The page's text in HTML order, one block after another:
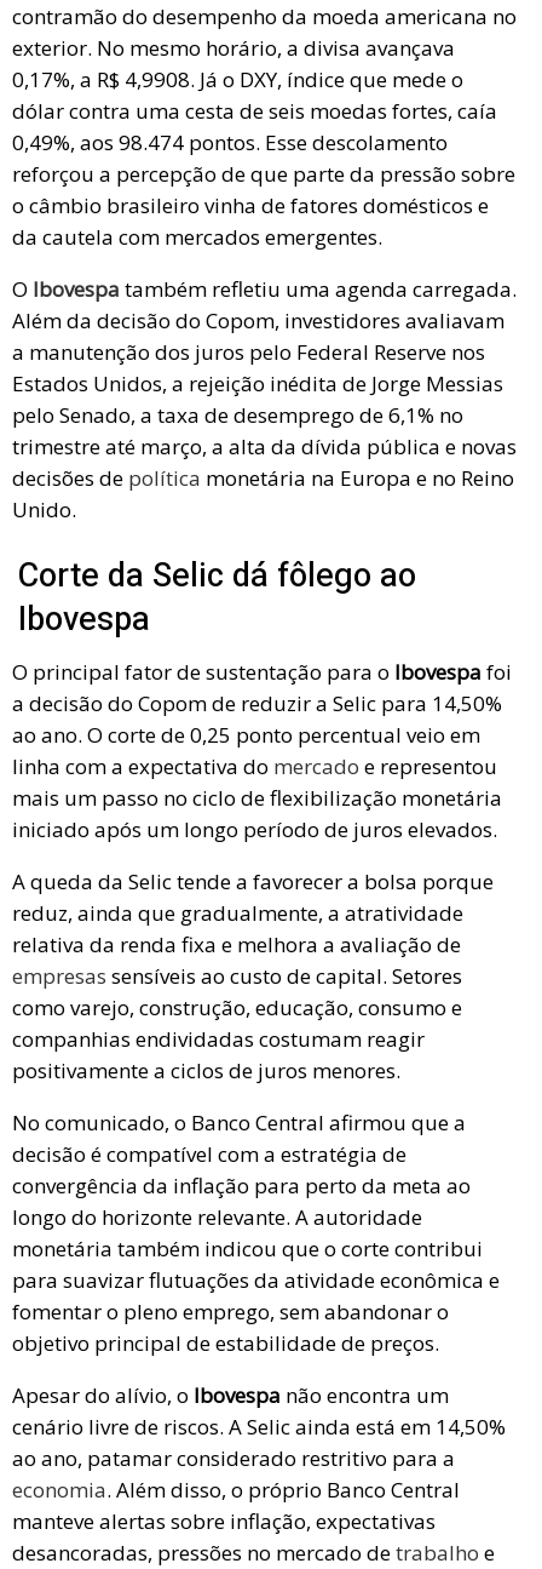
contramão do desempenho da moeda americana no
exterior. No mesmo horário, a divisa avançava
0,17%, a R$ 4,9908. Já o DXY, índice que mede o
dólar contra uma cesta de seis moedas fortes, caía
0,49%, aos 98.474 pontos. Esse descolamento
reforçou a percepção de que parte da pressão sobre
o câmbio brasileiro vinha de fatores domésticos e
da cautela com mercados emergentes.
O Ibovespa também refletiu uma agenda carregada.
Além da decisão do Copom, investidores avaliavam
a manutenção dos juros pelo Federal Reserve nos
Estados Unidos, a rejeição inédita de Jorge Messias
pelo Senado, a taxa de desemprego de 6,1% no
trimestre até março, a alta da dívida pública e novas
decisões de política monetária na Europa e no Reino
Unido.
Corte da Selic dá fôlego ao
Ibovespa
O principal fator de sustentação para o Ibovespa foi
a decisão do Copom de reduzir a Selic para 14,50%
ao ano. O corte de 0,25 ponto percentual veio em
linha com a expectativa do mercado e representou
mais um passo no ciclo de flexibilização monetária
iniciado após um longo período de juros elevados.
A queda da Selic tende a favorecer a bolsa porque
reduz, ainda que gradualmente, a atratividade
relativa da renda fixa e melhora a avaliação de
empresas sensíveis ao custo de capital. Setores
como varejo, construção, educação, consumo e
companhias endividadas costumam reagir
positivamente a ciclos de juros menores.
No comunicado, o Banco Central afirmou que a
decisão é compatível com a estratégia de
convergência da inflação para perto da meta ao
longo do horizonte relevante. A autoridade
monetária também indicou que o corte contribui
para suavizar flutuações da atividade econômica e
fomentar o pleno emprego, sem abandonar o
objetivo principal de estabilidade de preços.
Apesar do alívio, o Ibovespa não encontra um
cenário livre de riscos. A Selic ainda está em 14,50%
ao ano, patamar considerado restritivo para a
economia. Além disso, o próprio Banco Central
manteve alertas sobre inflação, expectativas
desancoradas, pressões no mercado detrabalho e